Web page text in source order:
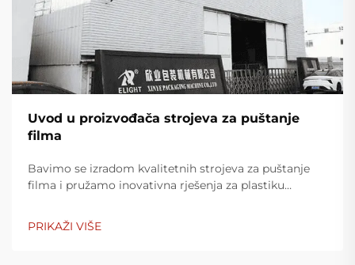
Uvod u proizvođača strojeva za puštanje
filma
Bavimo se izradom kvalitetnih strojeva za puštanje
filma i pružamo inovativna rješenja za plastiku
koriste napredne tehnologije, vrlo su efikasni, štedljivi
u trošku energije i stabilni, a prikladni su za
PRIKAŽI VIŠE